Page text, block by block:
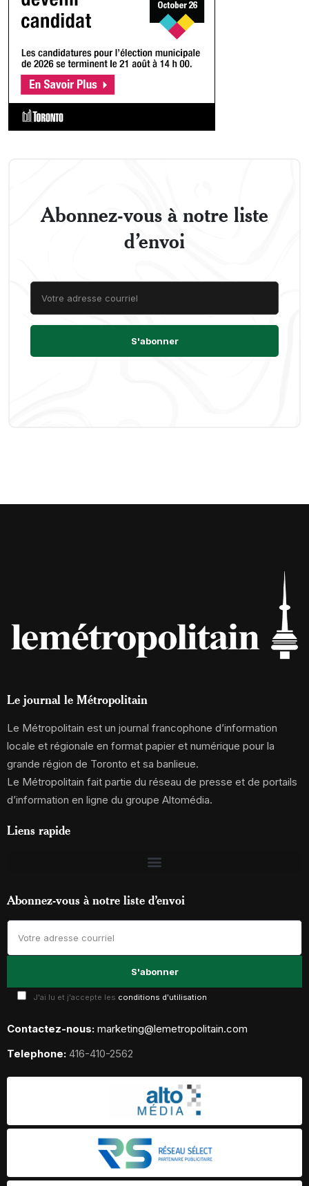
Abonnez-vous à notre liste
d’envoi
Le journal le Métropolitain
Le Métropolitain est un journal francophone d’information
locale et régionale en format papier et numérique pour la
grande région de Toronto et sa banlieue.
Le Métropolitain fait partie du réseau de presse et de portails
d’information en ligne du groupe Altomédia.
Liens rapide
Abonnez-vous à notre liste d’envoi
J'ai lu et j'accepte les conditions d'utilisation
Contactez-nous: marketing@lemetropolitain.com
Telephone: 416-410-2562